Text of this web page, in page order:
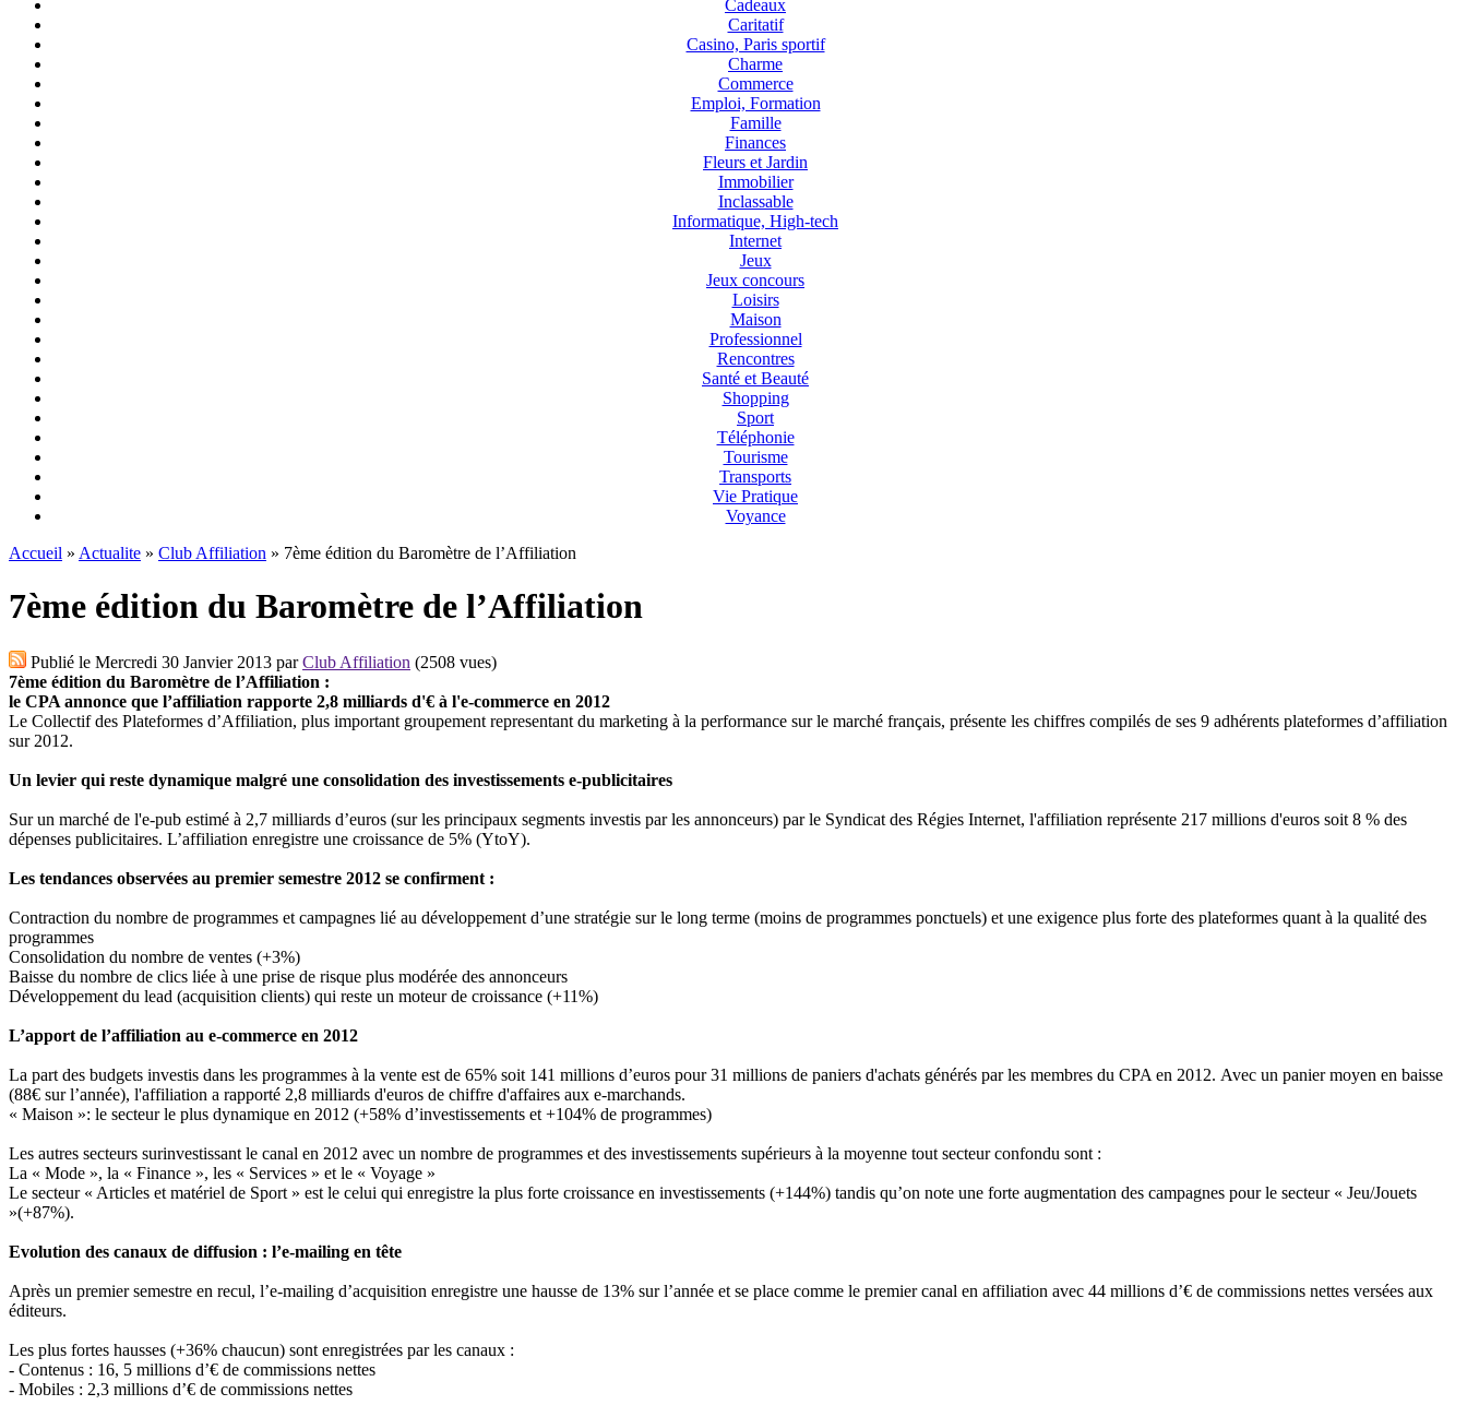
Cadeaux
Caritatif
Casino, Paris sportif
Charme
Commerce
Emploi, Formation
Famille
Finances
Fleurs et Jardin
Immobilier
Inclassable
Informatique, High-tech
Internet
Jeux
Jeux concours
Loisirs
Maison
Professionnel
Rencontres
Santé et Beauté
Shopping
Sport
Téléphonie
Tourisme
Transports
Vie Pratique
Voyance
Accueil » Actualite » Club Affiliation » 7ème édition du Baromètre de l’Affiliation
7ème édition du Baromètre de l’Affiliation
Publié le Mercredi 30 Janvier 2013 parClub Affiliation (2508 vues)
7ème édition du Baromètre de l’Affiliation :
le CPA annonce que l’affiliation rapporte 2,8 milliards d'€ à l'e-commerce en 2012
Le Collectif des Plateformes d’Affiliation, plus important groupement representant du marketing à la performance sur le marché français, présente les chiffres compilés de ses 9 adhérents plateformes d’affiliation
sur 2012.
Un levier qui reste dynamique malgré une consolidation des investissements e-publicitaires
Sur un marché de l'e-pub estimé à 2,7 milliards d’euros (sur les principaux segments investis par les annonceurs) par le Syndicat des Régies Internet, l'affiliation représente 217 millions d'euros soit 8 % des
dépenses publicitaires. L’affiliation enregistre une croissance de 5% (YtoY).
Les tendances observées au premier semestre 2012 se confirment :
Contraction du nombre de programmes et campagnes lié au développement d’une stratégie sur le long terme (moins de programmes ponctuels) et une exigence plus forte des plateformes quant à la qualité des
programmes
Consolidation du nombre de ventes (+3%)
Baisse du nombre de clics liée à une prise de risque plus modérée des annonceurs
Développement du lead (acquisition clients) qui reste un moteur de croissance (+11%)
L’apport de l’affiliation au e-commerce en 2012
La part des budgets investis dans les programmes à la vente est de 65% soit 141 millions d’euros pour 31 millions de paniers d'achats générés par les membres du CPA en 2012. Avec un panier moyen en baisse
(88€ sur l’année), l'affiliation a rapporté 2,8 milliards d'euros de chiffre d'affaires aux e-marchands.
« Maison »: le secteur le plus dynamique en 2012 (+58% d’investissements et +104% de programmes)
Les autres secteurs surinvestissant le canal en 2012 avec un nombre de programmes et des investissements supérieurs à la moyenne tout secteur confondu sont :
La « Mode », la « Finance », les « Services » et le « Voyage »
Le secteur « Articles et matériel de Sport » est le celui qui enregistre la plus forte croissance en investissements (+144%) tandis qu’on note une forte augmentation des campagnes pour le secteur « Jeu/Jouets
»(+87%).
Evolution des canaux de diffusion : l’e-mailing en tête
Après un premier semestre en recul, l’e-mailing d’acquisition enregistre une hausse de 13% sur l’année et se place comme le premier canal en affiliation avec 44 millions d’€ de commissions nettes versées aux
éditeurs.
Les plus fortes hausses (+36% chaucun) sont enregistrées par les canaux :
- Contenus : 16, 5 millions d’€ de commissions nettes
- Mobiles : 2,3 millions d’€ de commissions nettes